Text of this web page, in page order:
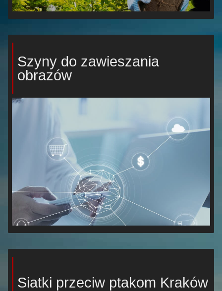
Szyny do zawieszania
obrazów
Siatki przeciw ptakom Kraków